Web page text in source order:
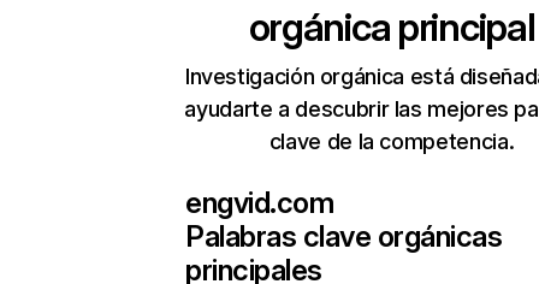
orgánica principal
Investigación orgánica está
ayudarte a descubrir las mejores
clave de la competencia.
engvid.com
Palabras clave orgánicas
principales